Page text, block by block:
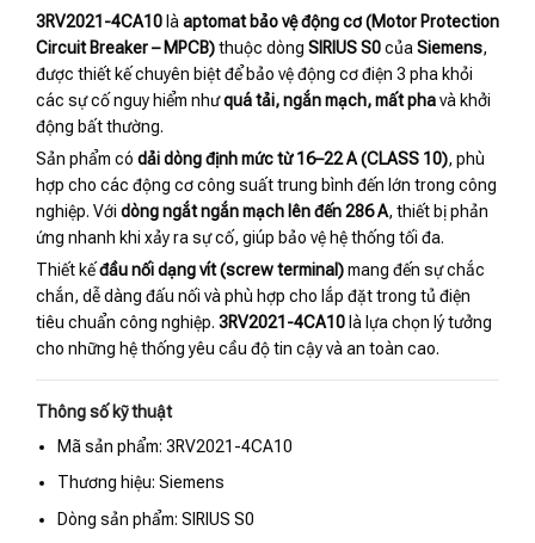
3RV2021-4CA10 là aptomat bảo vệ động cơ (Motor Protection
Circuit Breaker – MPCB)thuộc dòng SIRIUS S0của Siemens,
được thiết kế chuyên biệt để bảo vệ động cơ điện 3 pha khỏi
các sự cố nguy hiểm nhưquá tải, ngắn mạch, mất phavà khởi
động bất thường.
Sản phẩm có dải dòng định mức từ 16–22 A (CLASS 10), phù
hợp cho các động cơ công suất trung bình đến lớn trong công
nghiệp. Với dòng ngắt ngắn mạch lên đến 286 A, thiết bị phản
ứng nhanh khi xảy ra sự cố, giúp bảo vệ hệ thống tối đa.
Thiết kếđầu nối dạng vít (screw terminal)mang đến sự chắc
chắn, dễ dàng đấu nối và phù hợp cho lắp đặt trong tủ điện
tiêu chuẩn công nghiệp. 3RV2021-4CA10 là lựa chọn lý tưởng
cho những hệ thống yêu cầu độ tin cậy và an toàn cao.
Thông số kỹ thuật
Mã sản phẩm: 3RV2021-4CA10
Thương hiệu: Siemens
Dòng sản phẩm: SIRIUS S0